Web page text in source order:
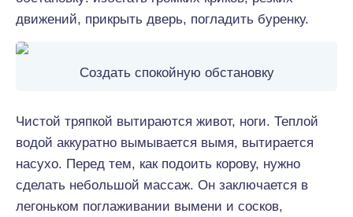
движений, прикрыть дверь, погладить буренку.
Создать спокойную обстановку
Чистой тряпкой вытираются живот, ноги. Теплой
водой аккуратно вымывается вымя, вытирается
насухо. Перед тем, как подоить корову, нужно
сделать небольшой массаж. Он заключается в
легоньком поглаживании вымени и сосков,